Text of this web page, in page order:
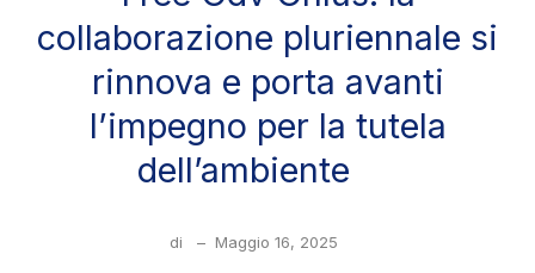
collaborazione pluriennale si
rinnova e porta avanti
l’impegno per la tutela
dell’ambiente
di – Maggio 16, 2025